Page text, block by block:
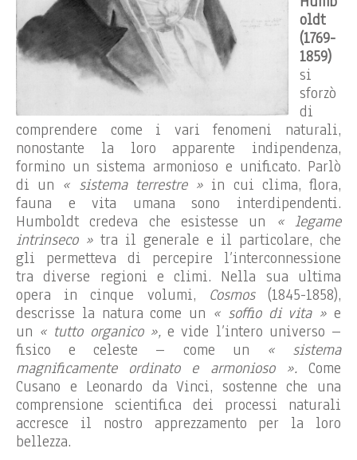
oldt
(1769-
1859)
si
sforzò
di
comprendere come i vari fenomeni naturali,
nonostante la loro apparente indipendenza,
formino un sistema armonioso e unificato. Parlò
di un « sistema terrestre » in cui clima, flora,
fauna e vita umana sono interdipendenti.
Humboldt credeva che esistesse un « legame
intrinseco » tra il generale e il particolare, che
gli permetteva di percepire l’interconnessione
tra diverse regioni e climi. Nella sua ultima
opera in cinque volumi, Cosmos(1845-1858),
descrisse la natura come un « soffio di vita » e
un « tutto organico »,e vide l’intero universo –
fisico e celeste – come un « sistema
magnificamente ordinato e armonioso ».Come
Cusano e Leonardo da Vinci, sostenne che una
comprensione scientifica dei processi naturali
accresce il nostro apprezzamento per la loro
bellezza.